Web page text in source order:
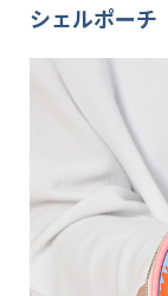
シェルポーチ